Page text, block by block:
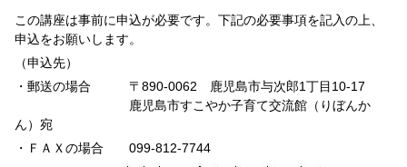
この講座は事前に申込が必要です。下記の必要事項を記入の上、
申込をお願いします。
（申込先）
・郵送の場合 〒890-0062 鹿児島市与次郎1丁目10-17
鹿児島市すこやか子育て交流館（りぼんか
ん）宛
・ＦＡＸの場合 099-812-7744